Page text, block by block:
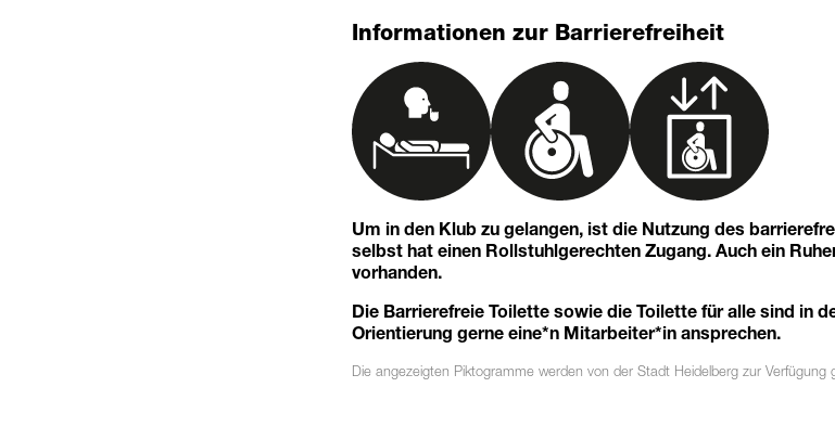
Informationen zur Barrierefreiheit
Um in den Klub zu gelangen, ist die Nutzung des
selbst hat einen Rollstuhlgerechten Zugang. Auch ein
vorhanden.
Die Barrierefreie Toilette sowie die Toilette für alle sind in
Orientierung gerne eine*n Mitarbeiter*in ansprechen.
Die angezeigten Piktogramme werden von der Stadt Heidelberg zur Verfügung